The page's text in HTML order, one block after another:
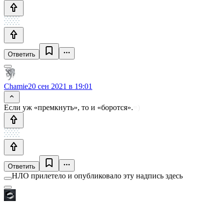
Ответить
Chamie20 сен 2021 в 19:01
Если уж «премкнуть», то и «боротся».
Ответить
НЛО прилетело и опубликовало эту надпись здесь